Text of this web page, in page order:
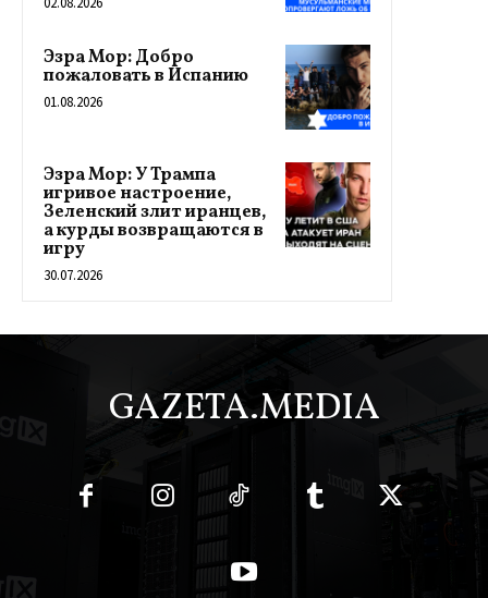
Эзра Мор: Добро
пожаловать в Испанию
01.08.2026
Эзра Мор: У Трампа
игривое настроение,
Зеленский злит иранцев,
а курды возвращаются в
игру
30.07.2026
GAZETA.MEDIA